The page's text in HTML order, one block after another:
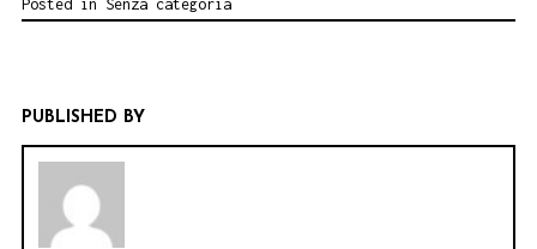
Posted in Senza categoria
PUBLISHED BY